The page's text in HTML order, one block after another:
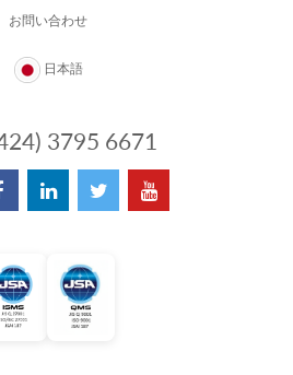
お問い合わせ
日本語
3795 6671